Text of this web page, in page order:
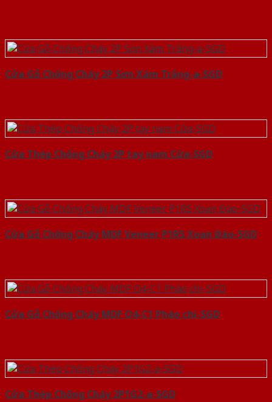
Cửa Gỗ Chống Cháy 2P Sơn Xám Trắng-a-SGD
Cửa Thép Chống Cháy 2P tay nam Cửa-SGD
Cửa Gỗ Chống Cháy MDF Veneer P1R5 Xoan Đào-SGD
Cửa Gỗ Chống Cháy MDF O4-C1 Phào chi-SGD
Cửa Thép Chống Cháy 2P1G2-a-SGD